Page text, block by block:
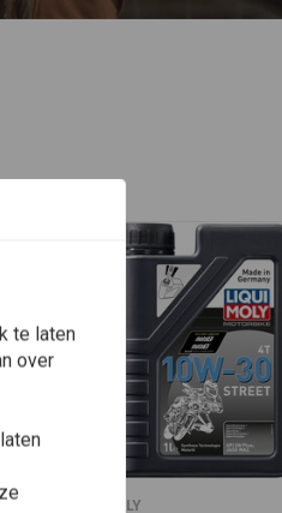
In winkelwagen
LIQUI MOLY
te laten
over